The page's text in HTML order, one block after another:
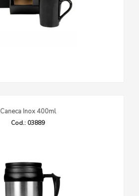
Caneca Inox 400ml
Cod.: 03889